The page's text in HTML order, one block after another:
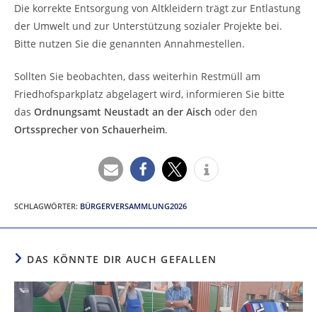
Die korrekte Entsorgung von Altkleidern trägt zur Entlastung
der Umwelt und zur Unterstützung sozialer Projekte bei.
Bitte nutzen Sie die genannten Annahmestellen.
Sollten Sie beobachten, dass weiterhin Restmüll am
Friedhofsparkplatz abgelagert wird, informieren Sie bitte
das Ordnungsamt Neustadt an der Aisch oder den
Ortssprecher von Schauerheim.
SCHLAGWÖRTER: BÜRGERVERSAMMLUNG2026
DAS KÖNNTE DIR AUCH GEFALLEN